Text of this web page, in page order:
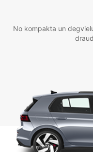
No kompakta un